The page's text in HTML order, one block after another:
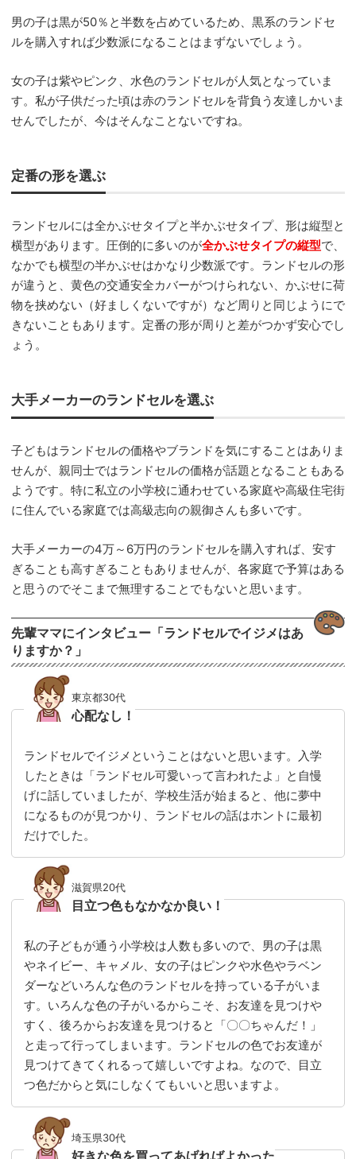
男の子は黒が50％と半数を占めているため、黒系のランドセ
ルを購入すれば少数派になることはまずないでしょう。
女の子は紫やピンク、水色のランドセルが人気となっていま
す。私が子供だった頃は赤のランドセルを背負う友達しかいま
せんでしたが、今はそんなことないですね。
定番の形を選ぶ
ランドセルには全かぶせタイプと半かぶせタイプ、形は縦型と
横型があります。圧倒的に多いのが全かぶせタイプの縦型で、
なかでも横型の半かぶせはかなり少数派です。ランドセルの形
が違うと、黄色の交通安全カバーがつけられない、かぶせに荷
物を挟めない（好ましくないですが）など周りと同じようにで
きないこともあります。定番の形が周りと差がつかず安心でし
ょう。
大手メーカーのランドセルを選ぶ
子どもはランドセルの価格やブランドを気にすることはありま
せんが、親同士ではランドセルの価格が話題となることもある
ようです。特に私立の小学校に通わせている家庭や高級住宅街
に住んでいる家庭では高級志向の親御さんも多いです。
大手メーカーの4万～6万円のランドセルを購入すれば、安す
ぎることも高すぎることもありませんが、各家庭で予算はある
と思うのでそこまで無理することでもないと思います。
先輩ママにインタビュー「ランドセルでイジメはあ
りますか？」
東京都30代
心配なし！
ランドセルでイジメということはないと思います。入学
したときは「ランドセル可愛いって言われたよ」と自慢
げに話していましたが、学校生活が始まると、他に夢中
になるものが見つかり、ランドセルの話はホントに最初
だけでした。
滋賀県20代
目立つ色もなかなか良い！
私の子どもが通う小学校は人数も多いので、男の子は黒
やネイビー、キャメル、女の子はピンクや水色やラベン
ダーなどいろんな色のランドセルを持っている子がいま
す。いろんな色の子がいるからこそ、お友達を見つけや
すく、後ろからお友達を見つけると「〇〇ちゃんだ！」
と走って行ってしまいます。ランドセルの色でお友達が
見つけてきてくれるって嬉しいですよね。なので、目立
つ色だからと気にしなくてもいいと思いますよ。
埼玉県30代
好きな色を買ってあげればよかった